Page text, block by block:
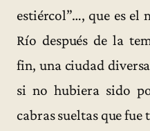
estiércol”…, que es el
Río después de la
fin, una ciudad
si no hubiera sido
cabras sueltas que